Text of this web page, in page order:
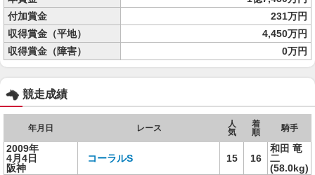
付加賞金
231万円
収得賞金（平地）
4,450万円
収得賞金（障害）
0万円
競走成績
年月日 レース
人
気
着
順
騎手
2009年
4月4日
阪神
コーラルS 15 16
和田 竜
二
(58.0kg)